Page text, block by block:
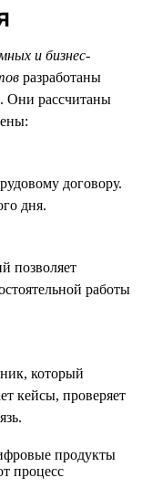
и бизнес-
разработаны
Они рассчитаны
договору.
дня.
позволяет
работы
который
кейсы, проверяет